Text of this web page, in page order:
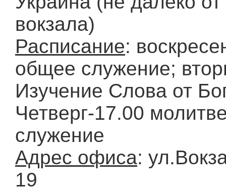
вокзала)
Расписание:
общее служение;
Изучение Слова от
Четверг-17.00
служение
Адрес офиса:
19